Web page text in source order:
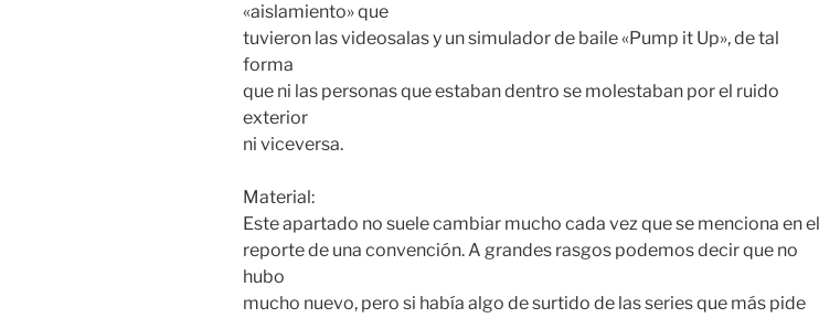
«aislamiento» que
tuvieron las videosalas y un simulador de baile «Pump it Up», de tal
forma
que ni las personas que estaban dentro se molestaban por el ruido
exterior
ni viceversa.
Material:
Este apartado no suele cambiar mucho cada vez que se menciona en el
reporte de una convención. A grandes rasgos podemos decir que no
hubo
mucho nuevo, pero si había algo de surtido de las series que más pide